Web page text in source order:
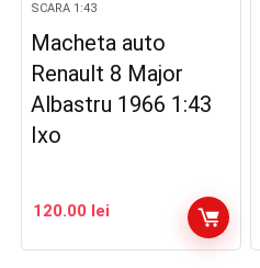
SCARA 1:43
Macheta auto
Renault 8 Major
Albastru 1966 1:43
Ixo
120.00 lei